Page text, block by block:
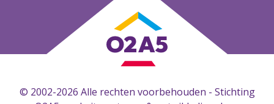
© 2002-2026 Alle rechten voorbehouden - Stichting